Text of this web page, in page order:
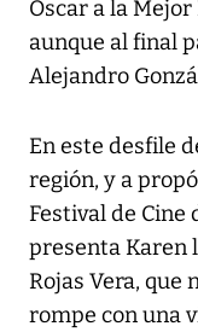
Óscar a la
aunque al final
Alejandro
En este desfile
región, y a
Festival de Cine
presenta Karen
Rojas Vera, que
rompe con una